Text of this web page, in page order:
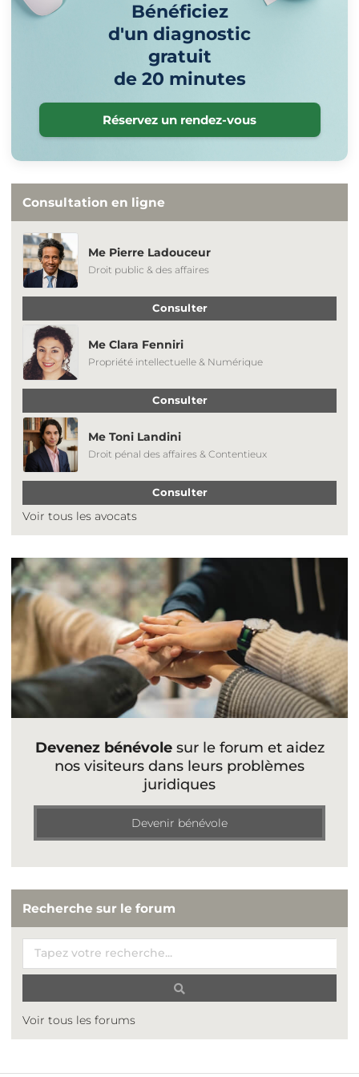
Bénéficiez
d'un diagnostic
gratuit
de 20 minutes
Réservez un rendez-vous
Consultation en ligne
Me Pierre Ladouceur
Droit public & des affaires
Consulter
Me Clara Fenniri
Propriété intellectuelle & Numérique
Consulter
Me Toni Landini
Droit pénal des affaires & Contentieux
Consulter
Voir tous les avocats
Devenez bénévolesur le forum et aidez
nos visiteurs dans leurs problèmes
juridiques
Devenir bénévole
Recherche sur le forum
Voir tous les forums